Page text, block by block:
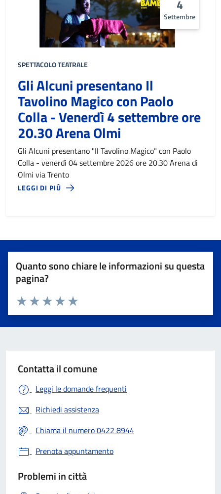
4
Settembre
SPETTACOLO TEATRALE
Gli Alcuni presentano Il
Tavolino Magico con Paolo
Colla - Venerdì 4 settembre ore
20.30 Arena Olmi
Gli Alcuni presentano "Il Tavolino Magico" con Paolo
Colla - venerdì 04 settembre 2026 ore 20.30 Arena di
Olmi via Trento
LEGGI DI PIÙ
Quanto sono chiare le informazioni su questa
pagina?
Valuta 5 stelle su 5
Valuta 4 stelle su 5
Valuta 3 stelle su 5
Valuta 2 stelle su 5
Valuta 1 stelle su 5
Contatta il comune
Leggi le domande frequenti
Richiedi assistenza
Chiama il numero 0422 8944
Prenota appuntamento
Problemi in città